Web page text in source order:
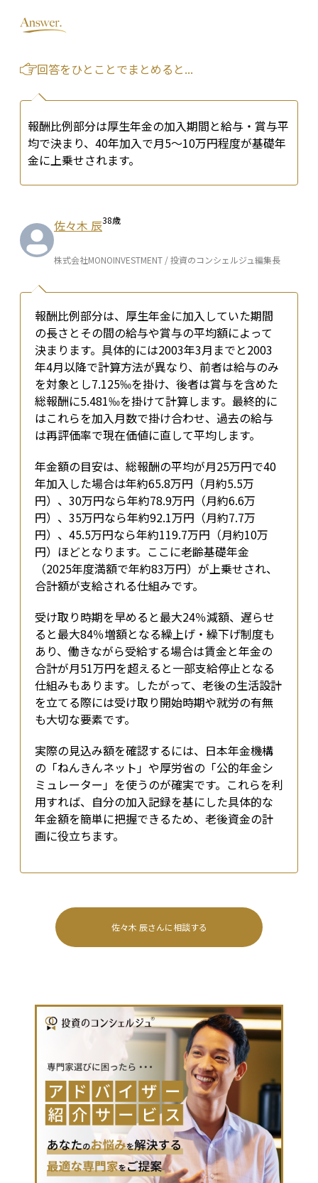
回答をひとことでまとめると...
報酬比例部分は厚生年金の加入期間と給与・賞与平
均で決まり、40年加入で月5〜10万円程度が基礎年
金に上乗せされます。
佐々木 辰38歳
株式会社MONOINVESTMENT / 投資のコンシェルジュ編集長
報酬比例部分は、厚生年金に加入していた期間
の長さとその間の給与や賞与の平均額によって
決まります。具体的には2003年3月までと2003
年4月以降で計算方法が異なり、前者は給与のみ
を対象とし7.125‰を掛け、後者は賞与を含めた
総報酬に5.481‰を掛けて計算します。最終的に
はこれらを加入月数で掛け合わせ、過去の給与
は再評価率で現在価値に直して平均します。
年金額の目安は、総報酬の平均が月25万円で40
年加入した場合は年約65.8万円（月約5.5万
円）、30万円なら年約78.9万円（月約6.6万
円）、35万円なら年約92.1万円（月約7.7万
円）、45.5万円なら年約119.7万円（月約10万
円）ほどとなります。ここに老齢基礎年金
（2025年度満額で年約83万円）が上乗せされ、
合計額が支給される仕組みです。
受け取り時期を早めると最大24％減額、遅らせ
ると最大84％増額となる繰上げ・繰下げ制度も
あり、働きながら受給する場合は賃金と年金の
合計が月51万円を超えると一部支給停止となる
仕組みもあります。したがって、老後の生活設計
を立てる際には受け取り開始時期や就労の有無
も大切な要素です。
実際の見込み額を確認するには、日本年金機構
の「ねんきんネット」や厚労省の「公的年金シ
ミュレーター」を使うのが確実です。これらを利
用すれば、自分の加入記録を基にした具体的な
年金額を簡単に把握できるため、老後資金の計
画に役立ちます。
佐々木 辰さんに相談する